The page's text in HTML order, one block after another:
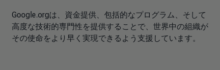
Google.orgは、資金提供、包括的なプログラム、そして
高度な技術的専門性を提供することで、世界中の組織が
その使命をより早く実現できるよう支援しています。